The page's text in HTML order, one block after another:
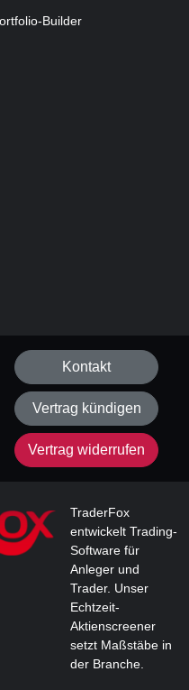
Builder
Kontakt
Vertrag kündigen
Vertrag widerrufen
TraderFox
entwickelt Trading-
Software für
Anleger und
Trader. Unser
Echtzeit-
Aktienscreener
setzt Maßstäbe in
der Branche.